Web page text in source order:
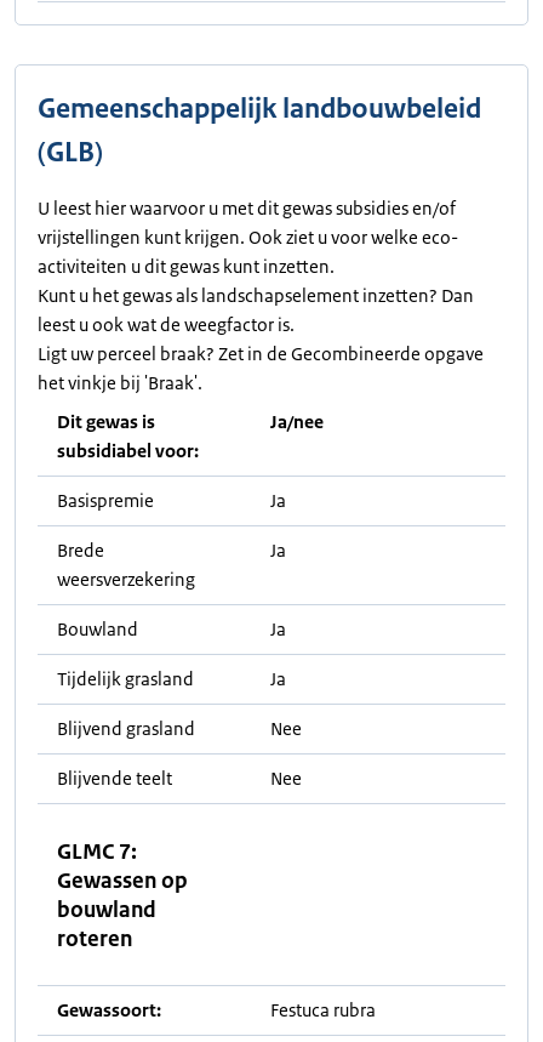
Gemeenschappelijk landbouwbeleid
(GLB)
U leest hier waarvoor u met dit gewas subsidies en/of
vrijstellingen kunt krijgen. Ook ziet u voor welke eco-
activiteiten u dit gewas kunt inzetten.
Kunt u het gewas als landschapselement inzetten? Dan
leest u ook wat de weegfactor is.
Ligt uw perceel braak? Zet in de Gecombineerde opgave
het vinkje bij 'Braak'.
Dit gewas is
subsidiabel voor:
Ja/nee
Basispremie Ja
Brede
weersverzekering
Ja
Bouwland Ja
Tijdelijk grasland Ja
Blijvend grasland Nee
Blijvende teelt Nee
GLMC 7:
Gewassen op
bouwland
roteren
Gewassoort: Festuca rubra